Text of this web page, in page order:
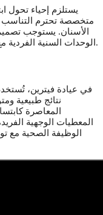
يستلزم إحياء تحول
متخصصة تحترم
الأسنان. يستوجب
الوحدات السنية الفردية مع الضوء والأنسجة الرخوة وعرض الوجه العام.
في عيادة فيترين،
نتائج طبيعية
المعاصرة
المعطيات الوجهية
الوظيفة الصحية مع